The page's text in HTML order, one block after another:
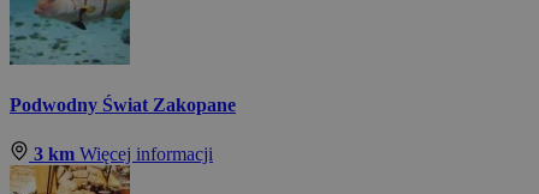
Podwodny Świat Zakopane
3 km Więcej informacji